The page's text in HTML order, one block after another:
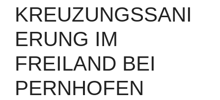
KREUZUNGSSANI
ERUNG IM
FREILAND BEI
PERNHOFEN